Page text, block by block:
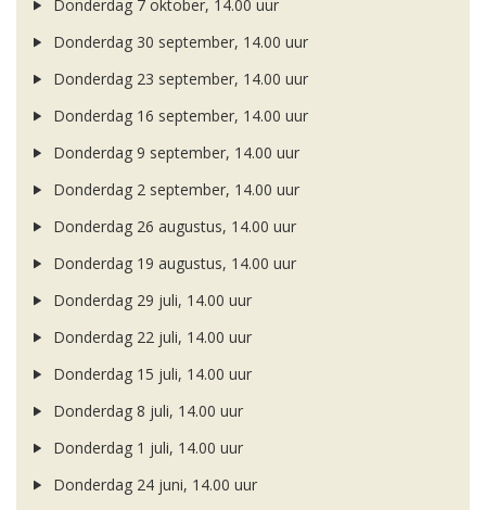
Donderdag 7 oktober, 14.00 uur
Donderdag 30 september, 14.00 uur
Donderdag 23 september, 14.00 uur
Donderdag 16 september, 14.00 uur
Donderdag 9 september, 14.00 uur
Donderdag 2 september, 14.00 uur
Donderdag 26 augustus, 14.00 uur
Donderdag 19 augustus, 14.00 uur
Donderdag 29 juli, 14.00 uur
Donderdag 22 juli, 14.00 uur
Donderdag 15 juli, 14.00 uur
Donderdag 8 juli, 14.00 uur
Donderdag 1 juli, 14.00 uur
Donderdag 24 juni, 14.00 uur